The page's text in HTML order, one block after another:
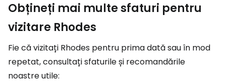
Obțineți mai multe sfaturi pentru
vizitare Rhodes
Fie că vizitați Rhodes pentru prima dată sau în mod
repetat, consultați sfaturile și recomandările
noastre utile: